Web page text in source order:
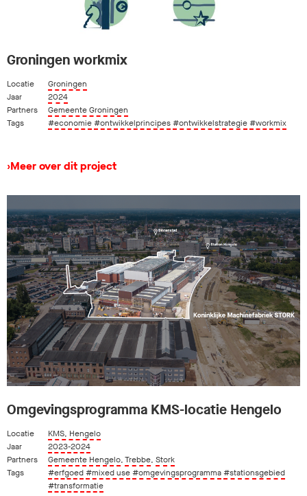
Groningen workmix
Locatie
Groningen
Jaar
2024
Partners
Gemeente Groningen
Tags
#economie#ontwikkelprincipes#ontwikkelstrategie#workmix
›Meer over dit project
Omgevingsprogramma KMS-locatie Hengelo
Locatie
KMS, Hengelo
Jaar
2023-2024
Partners
Gemeente Hengelo,Trebbe, Stork
Tags
#erfgoed#mixed use#omgevingsprogramma#stationsgebied
#transformatie